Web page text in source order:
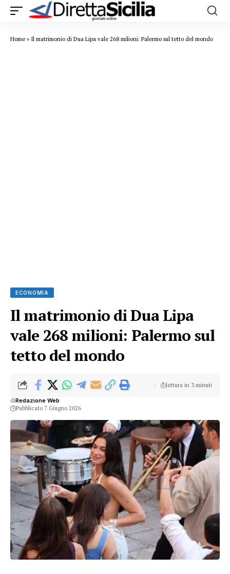
Home » Il matrimonio di Dua Lipa vale 268 milioni: Palermo sul tetto del mondo
ECONOMIA
Il matrimonio di Dua Lipa
vale 268 milioni: Palermo sul
tetto del mondo
diRedazione Web
Pubblicato 7 Giugno 2026
lettura in 3 minuti